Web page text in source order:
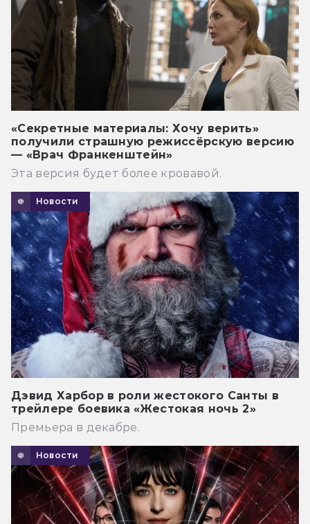
«Секретные материалы: Хочу верить»
получили страшную режиссёрскую версию
— «Врач Франкенштейн»
Эта версия будет более кровавой.
Новости
Дэвид Харбор в роли жестокого Санты в
трейлере боевика «Жестокая ночь 2»
Премьера в декабре.
Новости